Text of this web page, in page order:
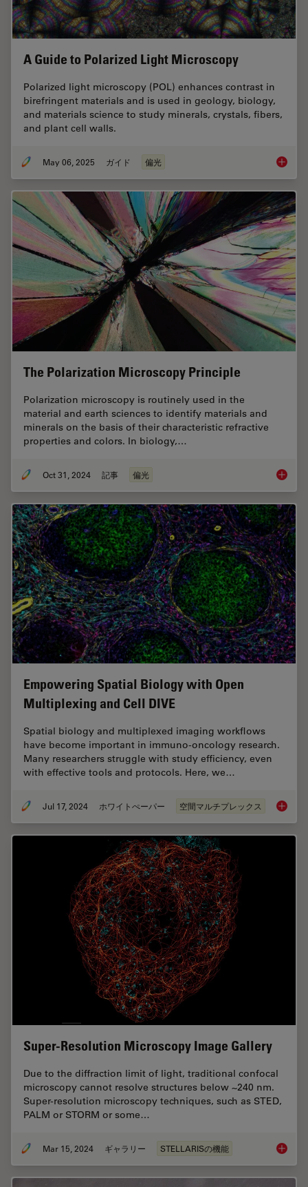
A Guide to Polarized Light Microscopy
Polarized light microscopy (POL) enhances contrast in
birefringent materials and is used in geology, biology,
and materials science to study minerals, crystals, fibers,
and plant cell walls.
May 06, 2025 ガイド 偏光 A
The Polarization Microscopy Principle
Polarization microscopy is routinely used in the
material and earth sciences to identify materials and
minerals on the basis of their characteristic refractive
properties and colors. In biology,…
Oct 31, 2024 記事 偏光 The
Empowering Spatial Biology with Open
Multiplexing and Cell DIVE
Spatial biology and multiplexed imaging workflows
have become important in immuno-oncology research.
Many researchers struggle with study efficiency, even
with effective tools and protocols. Here, we…
Jul 17, 2024 ホワイトぺーパー 空間マルチプレックス
Super-Resolution Microscopy Image Gallery
Due to the diffraction limit of light, traditional confocal
microscopy cannot resolve structures below ~240 nm.
Super-resolution microscopy techniques, such as STED,
PALM or STORM or some…
Mar 15, 2024 ギャラリー STELLARISの機能 Super-